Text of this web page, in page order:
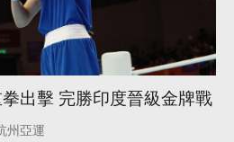
出擊 完勝印度晉級金牌戰
州亞運